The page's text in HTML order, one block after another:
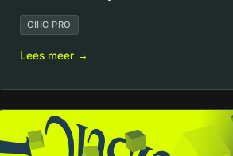
CIIIC PRO
Lees meer →